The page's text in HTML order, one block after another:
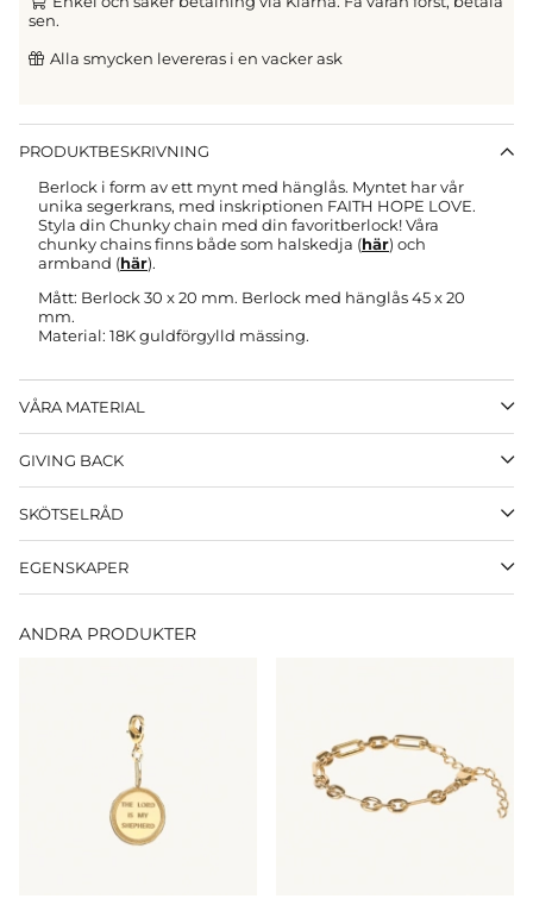
sen.
Alla smycken levereras i en vacker ask
PRODUKTBESKRIVNING
Berlock i form av ett mynt med hänglås. Myntet har vår
unika segerkrans, med inskriptionen FAITH HOPE LOVE.
Styla din Chunky chain med din favoritberlock! Våra
chunky chains finns både som halskedja (här) och
armband (här).
Mått: Berlock 30 x 20 mm. Berlock med hänglås 45 x 20
mm.
Material: 18K guldförgylld mässing.
VÅRA MATERIAL
GIVING BACK
SKÖTSELRÅD
EGENSKAPER
ANDRA PRODUKTER